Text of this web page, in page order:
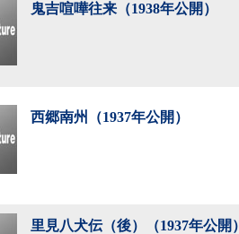
鬼吉喧嘩往来（1938年公開）
西郷南州（1937年公開）
里見八犬伝（後）（1937年公開）